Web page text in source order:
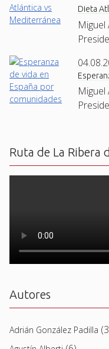
Dieta
Miguel
Miguel
Ruta de La Ribera
Autores
Adrián González Padilla